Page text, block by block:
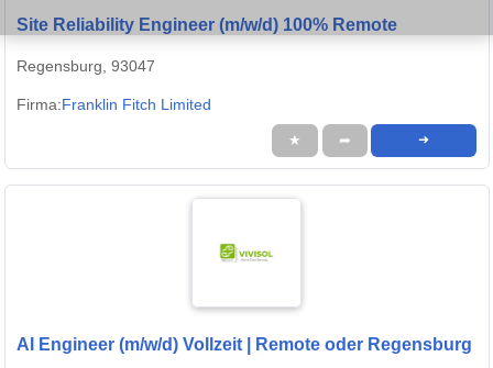
Site Reliability Engineer (m/w/d) 100% Remote
Regensburg, 93047
Firma:Franklin Fitch Limited
★ ➦ ➜
AI Engineer (m/w/d) Vollzeit | Remote oder Regensburg